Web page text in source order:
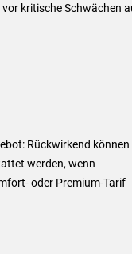
kritische Schwächen
Rückwirkend können
werden, wenn
oder Premium-Tarif